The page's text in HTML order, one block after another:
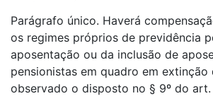
Parágrafo único. Haverá
os regimes próprios de previdência
aposentação ou da inclusão de
pensionistas em quadro em extinção
observado o disposto no § 9º do art.